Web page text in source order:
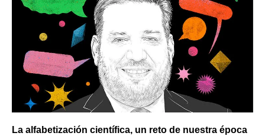
La alfabetización científica, un reto de nuestra época